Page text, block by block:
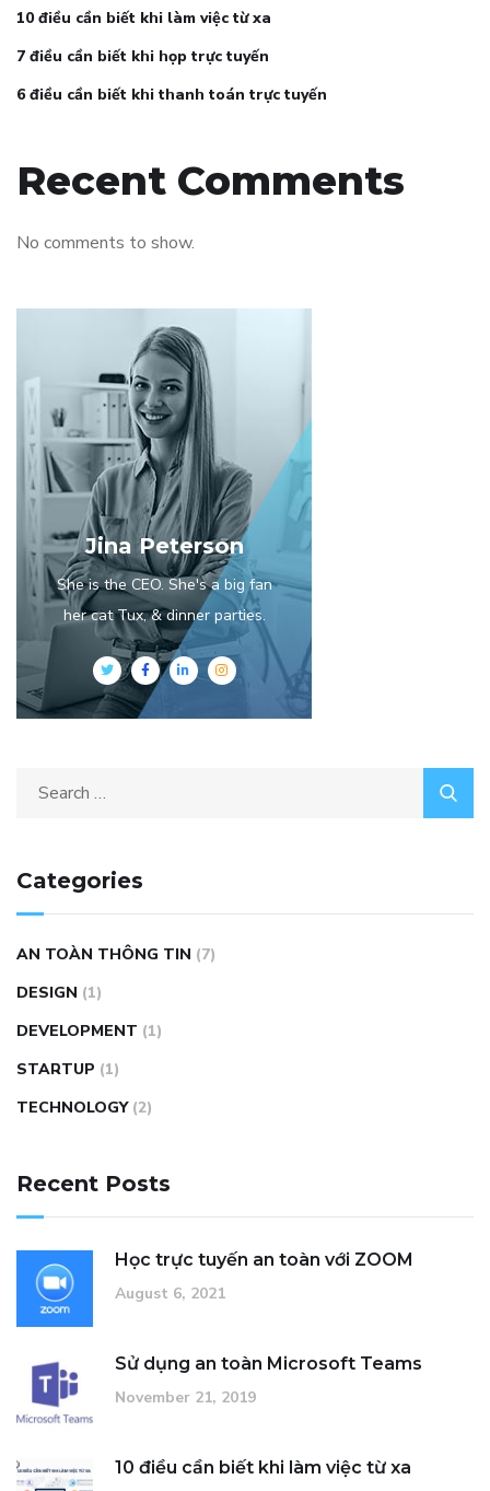
10 điều cần biết khi làm việc từ xa
7 điều cần biết khi họp trực tuyến
6 điều cần biết khi thanh toán trực tuyến
Recent Comments
No comments to show.
Jina Peterson
She is the CEO. She's a big fan
her cat Tux, & dinner parties.
Search
Categories
AN TOÀN THÔNG TIN (7)
DESIGN (1)
DEVELOPMENT (1)
STARTUP (1)
TECHNOLOGY (2)
Recent Posts
Học trực tuyến an toàn với ZOOM
August 6, 2021
Sử dụng an toàn Microsoft Teams
November 21, 2019
10 điều cần biết khi làm việc từ xa